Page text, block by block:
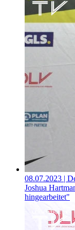
08.07.2023 |
Joshua
hingearbeitet"